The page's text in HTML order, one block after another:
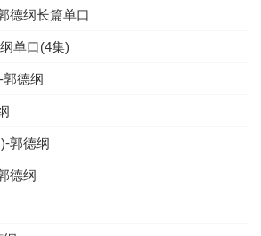
德纲长篇单口
单口(4集)
郭德纲
郭德纲
德纲